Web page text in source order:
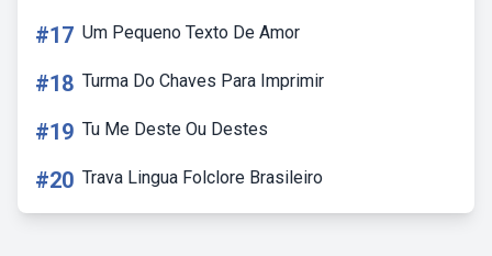
#17 Um Pequeno Texto De Amor
#18 Turma Do Chaves Para Imprimir
#19 Tu Me Deste Ou Destes
#20 Trava Lingua Folclore Brasileiro